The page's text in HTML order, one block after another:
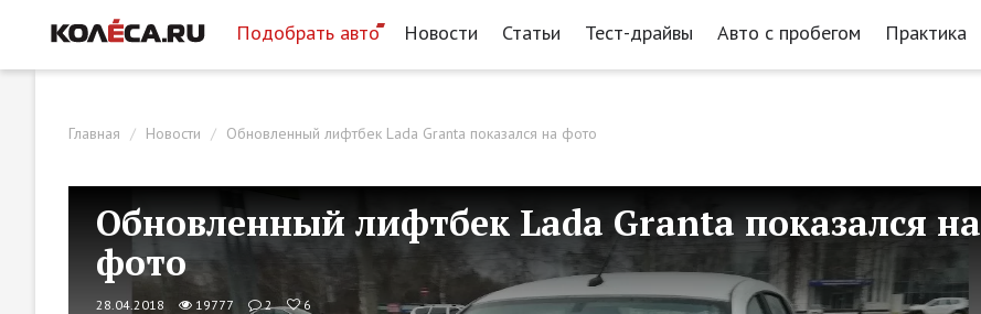
Подобрать авто Новости Статьи Тест-драйвы Авто с пробегом Практика
Главная Новости Обновленный лифтбек Lada Granta показался на фото
Обновленный лифтбек Lada Granta показался на
фото
28.04.2018 19777 2 6